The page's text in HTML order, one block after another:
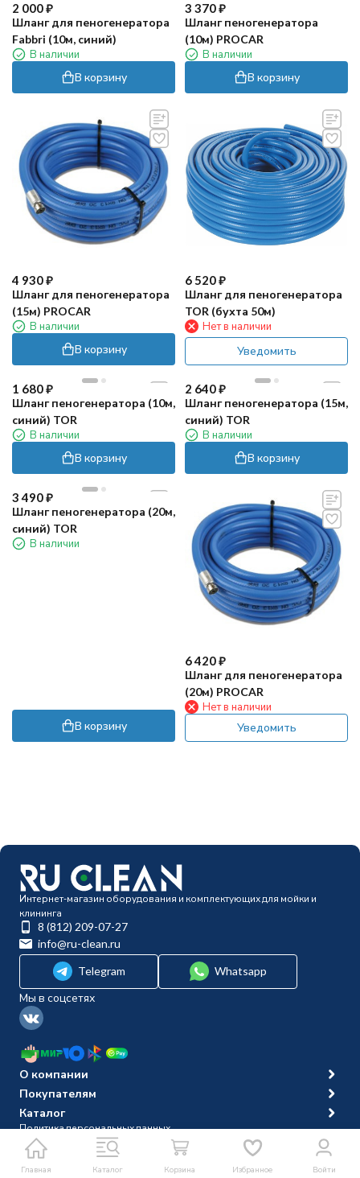
2 000₽
Шланг для пеногенератора
Fabbri (10м, синий)
В наличии
В корзину
3 370₽
Шланг пеногенератора
(10м) PROCAR
В наличии
В корзину
4 930₽
Шланг для пеногенератора
(15м) PROCAR
В наличии
В корзину
6 520₽
Шланг для пеногенератора
TOR (бухта 50м)
Нет в наличии
Уведомить
1 680₽
Шланг пеногенератора (10м,
синий) TOR
В наличии
В корзину
2 640₽
Шланг пеногенератора (15м,
синий) TOR
В наличии
В корзину
3 490₽
Шланг пеногенератора (20м,
синий) TOR
В наличии
В корзину
6 420₽
Шланг для пеногенератора
(20м) PROCAR
Нет в наличии
Уведомить
Главная Каталог Корзина Избранное Войти
Интернет-магазин оборудования и комплектующих для мойки и
клининга
8 (812) 209-07-27
info@ru-clean.ru
Telegram
Whatsapp
Мы в соцсетях
О компании
Покупателям
Каталог
Политика персональных данных
© 2014-2026 Ru-clean